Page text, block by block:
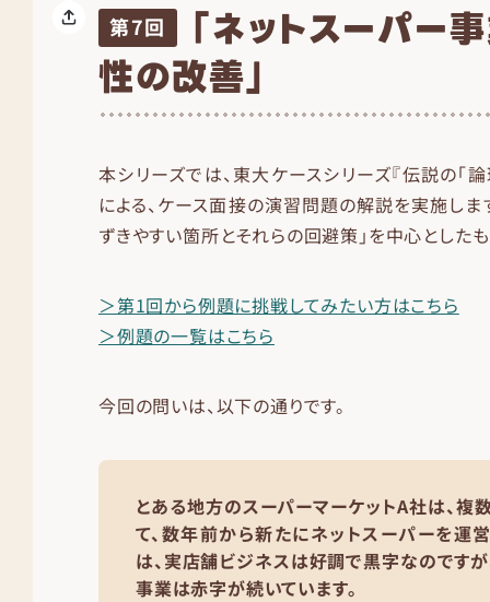
第7回 「ネットスーパー
性の改善」
本シリーズでは、東大ケースシリーズ『伝説の「
による、ケース面接の演習問題の解説を実施しま
ずきやすい箇所とそれらの回避策」を中心としたも
＞第1回から例題に挑戦してみたい方はこちら
＞例題の一覧はこちら
今回の問いは、以下の通りです。
とある地方のスーパーマーケットA社は、複
て、数年前から新たにネットスーパーを運
は、実店舗ビジネスは好調で黒字なのですが
事業は赤字が続いています。